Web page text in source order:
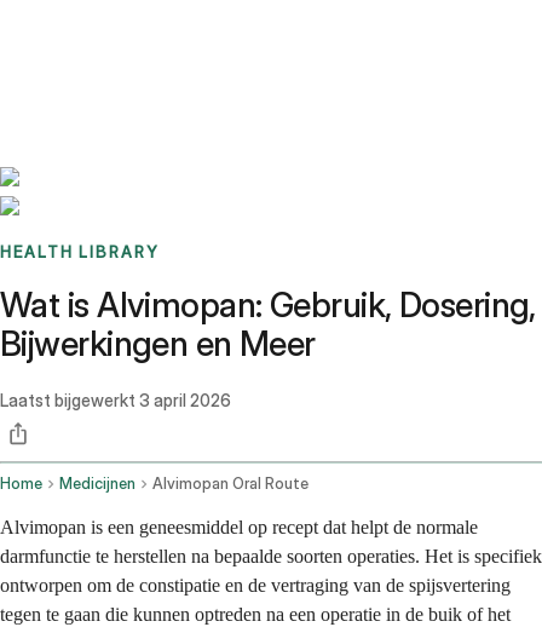
HEALTH LIBRARY
Wat is Alvimopan: Gebruik, Dosering,
Bijwerkingen en Meer
Laatst bijgewerkt 3 april 2026
Home Medicijnen Alvimopan Oral Route
Alvimopan is een geneesmiddel op recept dat helpt de normale
darmfunctie te herstellen na bepaalde soorten operaties. Het is specifiek
ontworpen om de constipatie en de vertraging van de spijsvertering
tegen te gaan die kunnen optreden na een operatie in de buik of het